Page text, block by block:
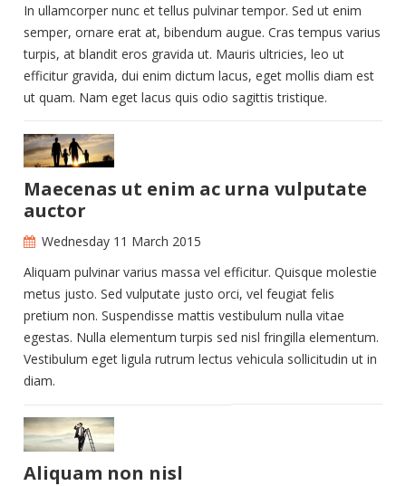
In ullamcorper nunc et tellus pulvinar tempor. Sed ut enim
semper, ornare erat at, bibendum augue. Cras tempus varius
turpis, at blandit eros gravida ut. Mauris ultricies, leo ut
efficitur gravida, dui enim dictum lacus, eget mollis diam est
ut quam. Nam eget lacus quis odio sagittis tristique.
Maecenas ut enim ac urna vulputate
auctor
Wednesday 11 March 2015
Aliquam pulvinar varius massa vel efficitur. Quisque molestie
metus justo. Sed vulputate justo orci, vel feugiat felis
pretium non. Suspendisse mattis vestibulum nulla vitae
egestas. Nulla elementum turpis sed nisl fringilla elementum.
Vestibulum eget ligula rutrum lectus vehicula sollicitudin ut in
diam.
Aliquam non nisl